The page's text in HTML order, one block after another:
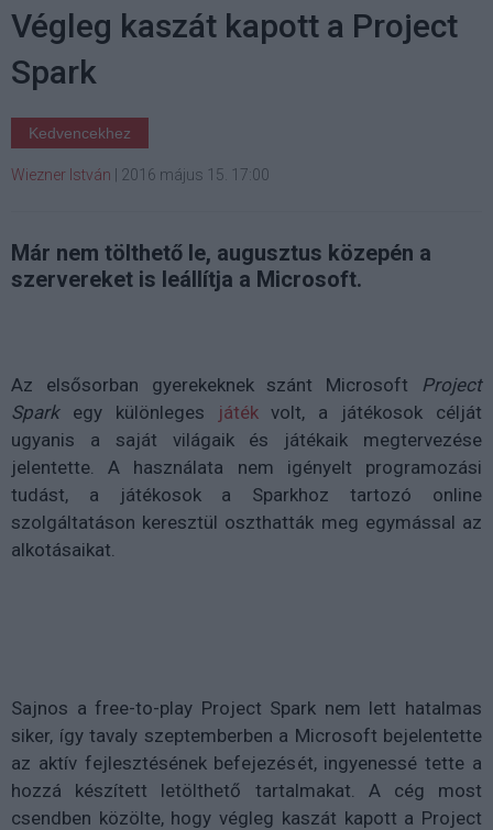
Végleg kaszát kapott a Project
Spark
Kedvencekhez
Wiezner István 2016 május 15. 17:00
Már nem tölthető le, augusztus közepén a
szervereket is leállítja a Microsoft.
Az elsősorban gyerekeknek szánt Microsoft Project
Sparkegy különleges játékvolt, a játékosok célját
ugyanis a saját világaik és játékaik megtervezése
jelentette. A használata nem igényelt programozási
tudást, a játékosok a Sparkhoz tartozó online
szolgáltatáson keresztül oszthatták meg egymással az
alkotásaikat.
Sajnos a free-to-play Project Spark nem lett hatalmas
siker, így tavaly szeptemberben a Microsoft bejelentette
az aktív fejlesztésének befejezését, ingyenessé tette a
hozzá készített letölthető tartalmakat. A cég most
csendben közölte, hogy végleg kaszát kapott a Project